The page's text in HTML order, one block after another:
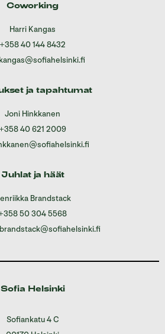
Coworking
Harri Kangas
+358 40 144 8432
ja tapahtumat
Joni Hinkkanen
40 621 2009
Juhlat ja häät
Brandstack
50 304 5568
Sofia Helsinki
Sofiankatu 4 C